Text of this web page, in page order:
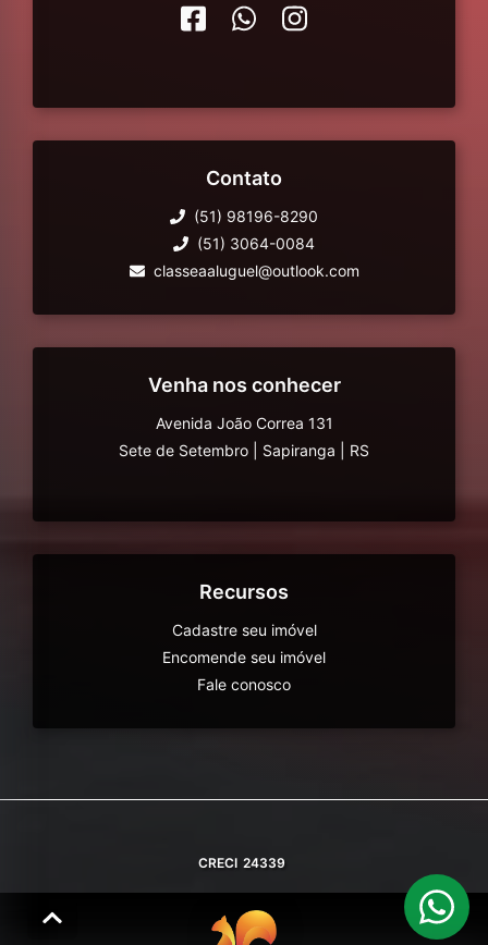
Contato
(51) 98196-8290
(51) 3064-0084
classeaaluguel@outlook.com
Venha nos conhecer
Avenida João Correa 131
Sete de Setembro
Sapiranga RS
Recursos
Cadastre seu imóvel
Encomende seu imóvel
Fale conosco
CRECI 24339